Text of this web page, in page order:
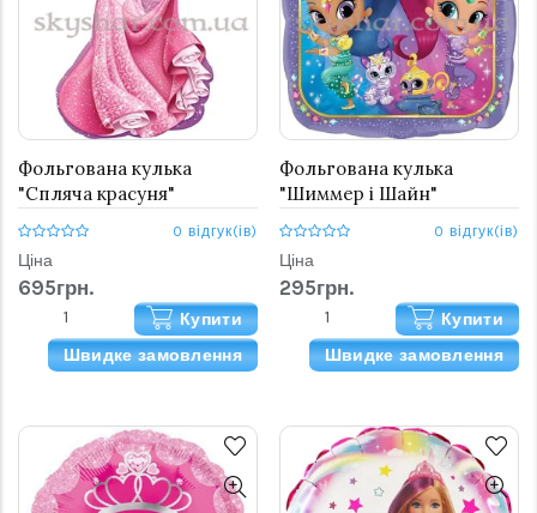
Фольгована кулька
"Спляча красуня"
0 відгук(ів)
Ціна
695грн.
Купити
Швидке замовлення
Фольгована кулька
"Шиммер і Шайн"
0 відгук(ів)
Ціна
295грн.
Купити
Швидке замовлення